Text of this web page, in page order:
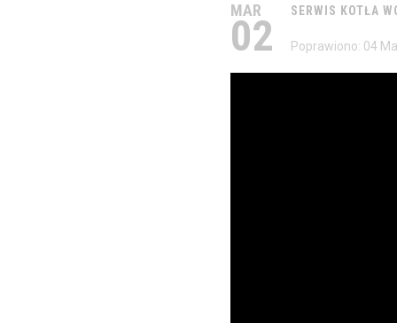
MAR
02 SERWIS KOTŁA
Poprawiono: 04